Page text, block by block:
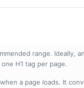
range. Ideally,
H1 tag per page.
a page loads. It